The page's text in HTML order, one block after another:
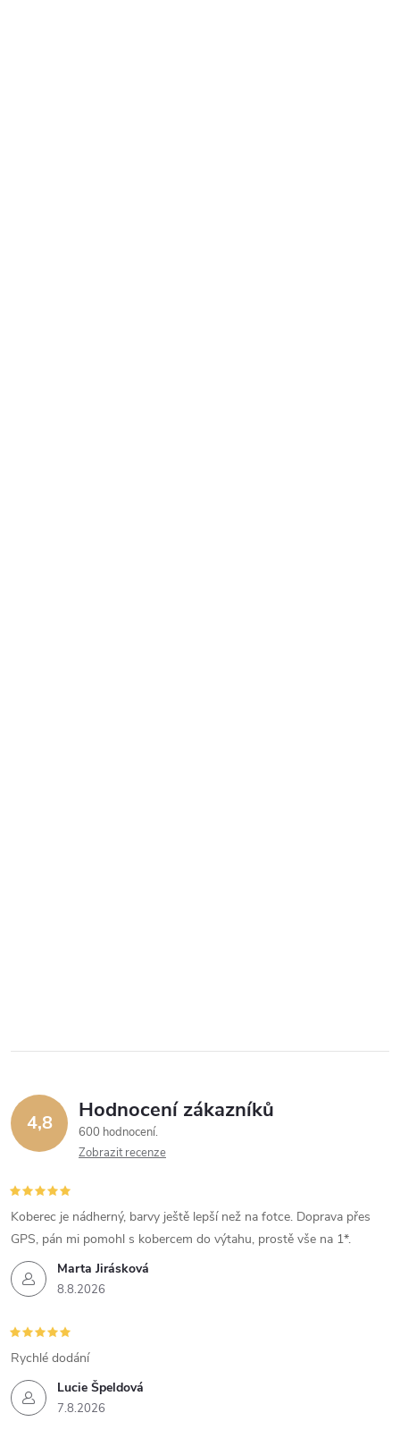
4,8 Hodnocení zákazníků
600 hodnocení
Zobrazit recenze
Marta Jirásková
8.8.2026
Koberec je nádherný, barvy ještě lepší než na fotce. Doprava přes
GPS, pán mi pomohl s kobercem do výtahu, prostě vše na 1*.
Lucie Špeldová
7.8.2026
Rychlé dodání